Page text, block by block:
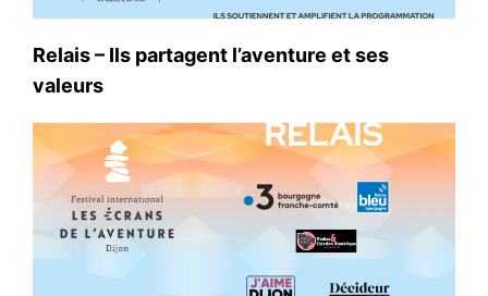
Relais – Ils partagent l’aventure et ses
valeurs